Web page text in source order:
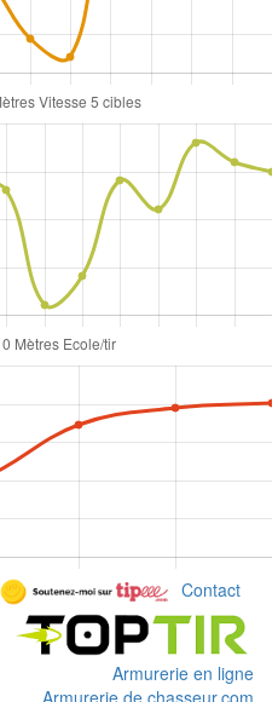
Contact
Armurerie en ligne